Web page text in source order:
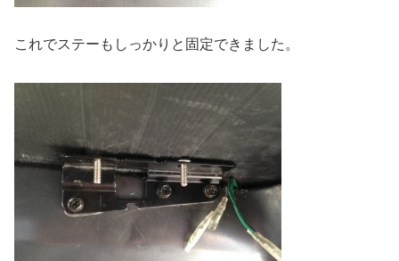
これでステーもしっかりと固定できました。